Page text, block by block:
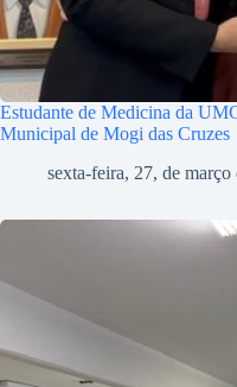
Estudante de Medicina da
Municipal de Mogi das Cruzes
sexta-feira, 27, de março